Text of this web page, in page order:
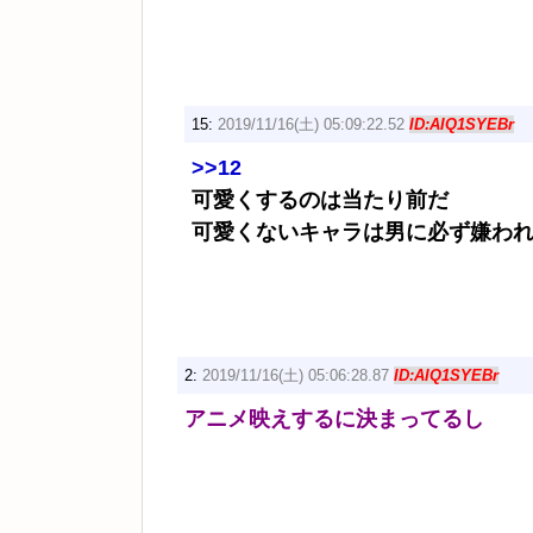
15: 2019/11/16(土) 05:09:22.52 ID:AIQ1SYEBr
>>12
可愛くするのは当たり前だ
可愛くないキャラは男に必ず嫌わ
2: 2019/11/16(土) 05:06:28.87 ID:AIQ1SYEBr
アニメ映えするに決まってるし